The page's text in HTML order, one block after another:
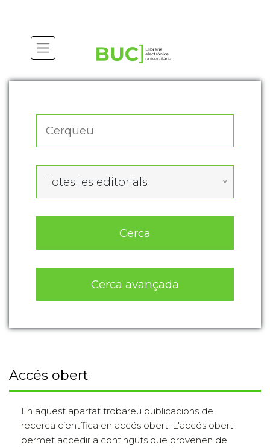
Totes les editorials
Cerca
Cerca avançada
Accés obert
En aquest apartat trobareu publicacions de
recerca científica en accés obert. L'accés obert
permet accedir a continguts que provenen de